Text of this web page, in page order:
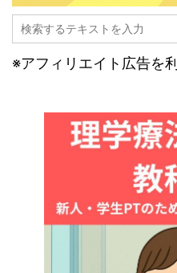
※アフィリエイト広告を